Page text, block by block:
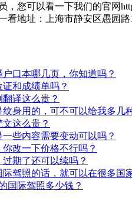
，您可以看一下我们的官网
看地址：上海市静安区愚园
口本哪几页，你知道吗？
和成绩单吗？
译这么贵？
身用的，可不可以给我多几
这么贵？
些内容需要变动可以吗？
改一下价格不行吗？
期了还可以续吗？
驾照的话，就可以在很多国
国际驾照多少钱？